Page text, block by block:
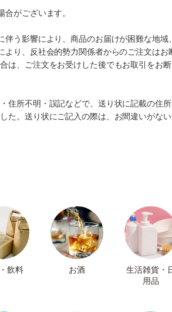
がございます。
う影響により、商品のお届けが困難な地域
り、反社会的勢力関係者からのご注文は
は、ご注文をお受けした後でもお取引をお
住所不明・誤記などで、送り状に記載の住
た。送り状にご記入の際は、お間違いがな
飲料 お酒
生活雑貨・
用品